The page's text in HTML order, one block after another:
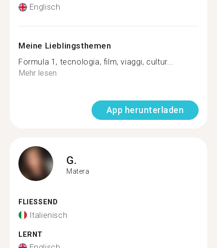
Englisch
Meine Lieblingsthemen
Formula 1, tecnologia, film, viaggi, cultur...
Mehr lesen
App herunterladen
G.
Matera
FLIESSEND
Italienisch
LERNT